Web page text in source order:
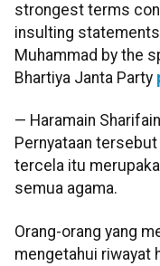
strongest terms
insulting
Muhammad by the
Bhartiya Janta Party
— Haramain
Pernyataan
tercela itu
semua agama.
Orang-orang yang
mengetahui riwayat